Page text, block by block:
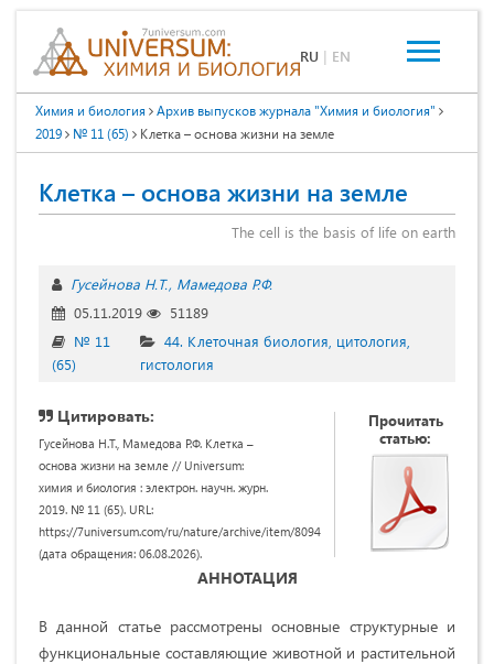
RU | EN
Химия и биология
Архив выпусков журнала "Химия и биология"
2019
№ 11 (65) Клетка – основа жизни на земле
Клетка – основа жизни на земле
The cell is the basis of life on earth
Гусейнова Н.Т. Мамедова Р.Ф.
05.11.2019
51189
№ 11
(65)
44. Клеточная биология, цитология,
гистология
Цитировать:
Гусейнова Н.Т., Мамедова Р.Ф. Клетка –
основа жизни на земле // Universum:
химия и биология : электрон. научн. журн.
2019. № 11 (65). URL:
https://7universum.com/ru/nature/archive/item/8094
(дата обращения: 06.08.2026).
Прочитать
статью:
АННОТАЦИЯ
В данной статье рассмотрены основные структурные и
функциональные составляющие животной и растительной